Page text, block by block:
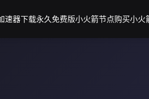
速器下载永久免费版小火箭节点购买小火